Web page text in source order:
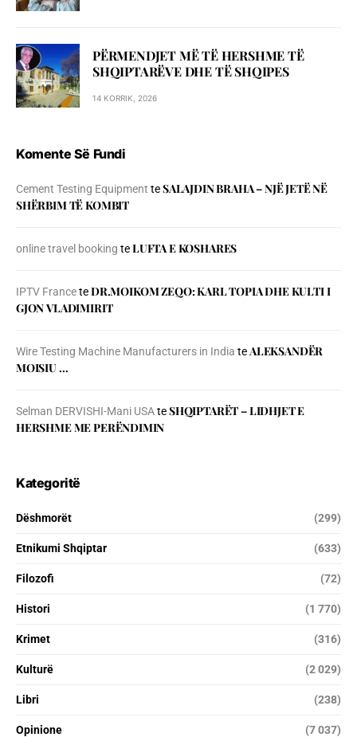
PËRMENDJET MË TË HERSHME TË
SHQIPTARËVE DHE TË SHQIPES
14 KORRIK, 2026
Komente Së Fundi
Cement Testing Equipment teSALAJDIN BRAHA – NJЁ JETЁ NЁ
SHЁRBIM TЁ KOMBIT
online travel booking teLUFTA E KOSHARES
IPTV FranceteDR.MOIKOM ZEQO: KARL TOPIA DHE KULTI I
GJON VLADIMIRIT
Wire Testing Machine Manufacturers in India teALEKSANDËR
MOISIU …
Selman DERVISHI-Mani USAteSHQIPTARËT – LIDHJET E
HERSHME ME PERËNDIMIN
Kategoritë
Dëshmorët (299)
Etnikumi Shqiptar (633)
Filozofi (72)
Histori (1 770)
Krimet (316)
Kulturë (2 029)
Libri (238)
Opinione (7 037)